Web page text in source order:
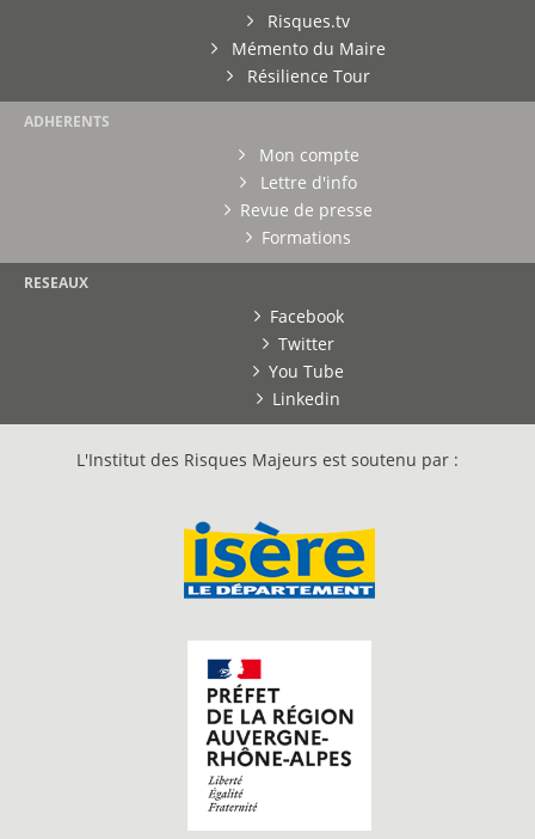
Risques.tv
Mémento du Maire
Résilience Tour
ADHERENTS
Mon compte
Lettre d'info
Revue de presse
Formations
RESEAUX
Facebook
Twitter
You Tube
Linkedin
L'Institut des Risques Majeurs est soutenu par :